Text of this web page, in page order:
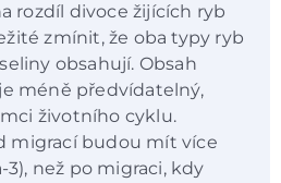
rozdíl divoce žijících ryb
zmínit, že oba typy ryb
obsahují. Obsah
méně předvídatelný,
životního cyklu.
migrací budou mít více
než po migraci, kdy